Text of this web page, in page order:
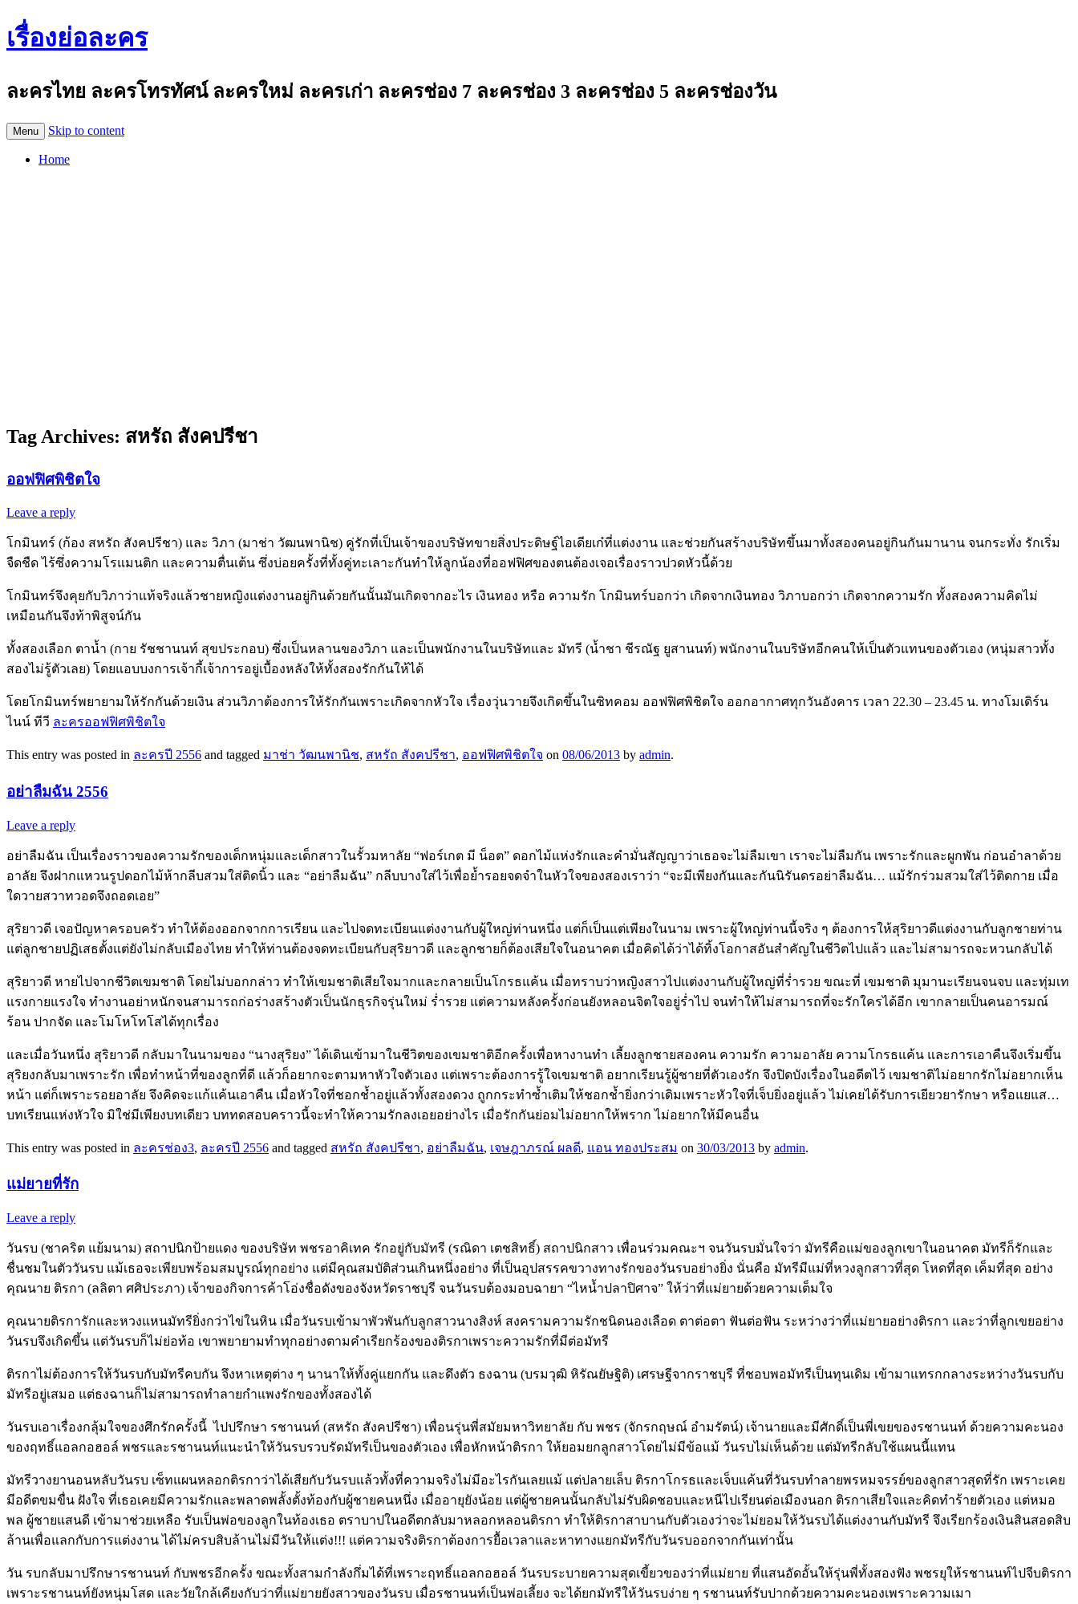
เรื่องย่อละคร
ละครไทย ละครโทรทัศน์ ละครใหม่ ละครเก่า ละครช่อง 7 ละครช่อง 3 ละครช่อง 5 ละครช่องวัน
Menu Skip to content
Home
Tag Archives: สหรัถ สังคปรีชา
ออฟฟิศพิชิตใจ
Leave a reply
โกมินทร์ (ก้อง สหรัถ สังคปรีชา) และ วิภา (มาช่า วัฒนพานิช) คู่รักที่เป็นเจ้าของบริษัทขายสิ่งประดิษฐ์ไอเดียเก๋ที่แต่งงาน และช่วยกันสร้างบริษัทขึ้นมาทั้งสองคนอยู่กินกันมานาน จนกระทั่ง รักเริ่ม
จืดชืด ไร้ซึ่งความโรแมนติก และความตื่นเต้น ซึ่งบ่อยครั้งที่ทั้งคู่ทะเลาะกันทำให้ลูกน้องที่ออฟฟิศของตนต้องเจอเรื่องราวปวดหัวนี้ด้วย
โกมินทร์จึงคุยกับวิภาว่าแท้จริงแล้วชายหญิงแต่งงานอยู่กินด้วยกันนั้นมันเกิดจากอะไร เงินทอง หรือ ความรัก โกมินทร์บอกว่า เกิดจากเงินทอง วิภาบอกว่า เกิดจากความรัก ทั้งสองความคิดไม่
เหมือนกันจึงท้าพิสูจน์กัน
ทั้งสองเลือก ตาน้ำ (กาย รัชชานนท์ สุขประกอบ) ซึ่งเป็นหลานของวิภา และเป็นพนักงานในบริษัทและ มัทรี (น้ำชา ชีรณัฐ ยูสานนท์) พนักงานในบริษัทอีกคนให้เป็นตัวแทนของตัวเอง (หนุ่มสาวทั้ง
สองไม่รู้ตัวเลย) โดยแอบบงการเจ้ากี้เจ้าการอยู่เบื้องหลังให้ทั้งสองรักกันให้ได้
โดยโกมินทร์พยายามให้รักกันด้วยเงิน ส่วนวิภาต้องการให้รักกันเพราะเกิดจากหัวใจ เรื่องวุ่นวายจึงเกิดขึ้นในซิทคอม ออฟฟิศพิชิตใจ ออกอากาศทุกวันอังคาร เวลา 22.30 – 23.45 น. ทางโมเดิร์น
ไนน์ ทีวี ละครออฟฟิศพิชิตใจ
This entry was posted in ละครปี 2556 and tagged มาช่า วัฒนพานิช, สหรัถ สังคปรีชา, ออฟฟิศพิชิตใจ on 08/06/2013 by admin.
อย่าลืมฉัน 2556
Leave a reply
อย่าลืมฉัน เป็นเรื่องราวของความรักของเด็กหนุ่มและเด็กสาวในรั้วมหาลัย “ฟอร์เกต มี น็อต” ดอกไม้แห่งรักและคำมั่นสัญญาว่าเธอจะไม่ลืมเขา เราจะไม่ลืมกัน เพราะรักและผูกพัน ก่อนอำลาด้วย
อาลัย จึงฝากแหวนรูปดอกไม้ห้ากลีบสวมใส่ติดนิ้ว และ “อย่าลืมฉัน” กลีบบางใส่ไว้เพื่อย้ำรอยจดจำในหัวใจของสองเราว่า “จะมีเพียงกันและกันนิรันดรอย่าลืมฉัน… แม้รักร่วมสวมใส่ไว้ติดกาย เมื่อ
ใดวายสวาทวอดจึงถอดเอย”
สุริยาวดี เจอปัญหาครอบครัว ทำให้ต้องออกจากการเรียน และไปจดทะเบียนแต่งงานกับผู้ใหญ่ท่านหนึ่ง แต่ก็เป็นแต่เพียงในนาม เพราะผู้ใหญ่ท่านนี้จริง ๆ ต้องการให้สุริยาวดีแต่งงานกับลูกชายท่าน
แต่ลูกชายปฏิเสธตั้งแต่ยังไม่กลับเมืองไทย ทำให้ท่านต้องจดทะเบียนกับสุริยาวดี และลูกชายก็ต้องเสียใจในอนาคต เมื่อคิดได้ว่าได้ทิ้งโอกาสอันสำคัญในชีวิตไปแล้ว และไม่สามารถจะหวนกลับได้
สุริยาวดี หายไปจากชีวิตเขมชาติ โดยไม่บอกกล่าว ทำให้เขมชาติเสียใจมากและกลายเป็นโกรธแค้น เมื่อทราบว่าหญิงสาวไปแต่งงานกับผู้ใหญ่ที่ร่ำรวย ขณะที่ เขมชาติ มุมานะเรียนจนจบ และทุ่มเท
แรงกายแรงใจ ทำงานอย่าหนักจนสามารถก่อร่างสร้างตัวเป็นนักธุรกิจรุ่นใหม่ ร่ำรวย แต่ความหลังครั้งก่อนยังหลอนจิตใจอยู่ร่ำไป จนทำให้ไม่สามารถที่จะรักใครได้อีก เขากลายเป็นคนอารมณ์
ร้อน ปากจัด และโมโหโทโสได้ทุกเรื่อง
และเมื่อวันหนึ่ง สุริยาวดี กลับมาในนามของ “นางสุริยง” ได้เดินเข้ามาในชีวิตของเขมชาติอีกครั้งเพื่อหางานทำ เลี้ยงลูกชายสองคน ความรัก ความอาลัย ความโกรธแค้น และการเอาคืนจึงเริ่มขึ้น
สุริยงกลับมาเพราะรัก เพื่อทำหน้าที่ของลูกที่ดี แล้วก็อยากจะตามหาหัวใจตัวเอง แต่เพราะต้องการรู้ใจเขมชาติ อยากเรียนรู้ผู้ชายที่ตัวเองรัก จึงปิดบังเรื่องในอดีตไว้ เขมชาติไม่อยากรักไม่อยากเห็น
หน้า แต่ก็เพราะรอยอาลัย จึงคิดจะแก้แค้นเอาคืน เมื่อหัวใจที่ชอกช้ำอยู่แล้วทั้งสองดวง ถูกกระทำซ้ำเติมให้ชอกช้ำยิ่งกว่าเดิมเพราะหัวใจที่เจ็บยิ่งอยู่แล้ว ไม่เคยได้รับการเยียวยารักษา หรือแยแส…
บทเรียนแห่งหัวใจ มิใช่มีเพียงบทเดียว บททดสอบคราวนี้จะทำให้ความรักลงเอยอย่างไร เมื่อรักกันย่อมไม่อยากให้พราก ไม่อยากให้มีคนอื่น
This entry was posted in ละครช่อง3, ละครปี 2556 and tagged สหรัถ สังคปรีชา, อย่าลืมฉัน, เจษฎาภรณ์ ผลดี, แอน ทองประสม on 30/03/2013 by admin.
แม่ยายที่รัก
Leave a reply
วันรบ (ชาคริต แย้มนาม) สถาปนิกป้ายแดง ของบริษัท พชรอาคิเทค รักอยู่กับมัทรี (รณิดา เตชสิทธิ์) สถาปนิกสาว เพื่อนร่วมคณะฯ จนวันรบมั่นใจว่า มัทรีคือแม่ของลูกเขาในอนาคต มัทรีก็รักและ
ชื่นชมในตัววันรบ แม้เธอจะเพียบพร้อมสมบูรณ์ทุกอย่าง แต่มีคุณสมบัติส่วนเกินหนึ่งอย่าง ที่เป็นอุปสรรคขวางทางรักของวันรบอย่างยิ่ง นั่นคือ มัทรีมีแม่ที่หวงลูกสาวที่สุด โหดที่สุด เค็มที่สุด อย่าง
คุณนาย ติรกา (ลลิตา ศศิประภา) เจ้าของกิจการค้าโอ่งชื่อดังของจังหวัดราชบุรี จนวันรบต้องมอบฉายา “ไหน้ำปลาปิศาจ” ให้ว่าที่แม่ยายด้วยความเต็มใจ
คุณนายติรการักและหวงแหนมัทรียิ่งกว่าไข่ในหิน เมื่อวันรบเข้ามาพัวพันกับลูกสาวนางสิงห์ สงครามความรักชนิดนองเลือด ตาต่อตา ฟันต่อฟัน ระหว่างว่าที่แม่ยายอย่างติรกา และว่าที่ลูกเขยอย่าง
วันรบจึงเกิดขึ้น แต่วันรบก็ไม่ย่อท้อ เขาพยายามทำทุกอย่างตามคำเรียกร้องของติรกาเพราะความรักที่มีต่อมัทรี
ติรกาไม่ต้องการให้วันรบกับมัทรีคบกัน จึงหาเหตุต่าง ๆ นานาให้ทั้งคู่แยกกัน และดึงตัว ธงฉาน (บรมวุฒิ หิรัณยัษฐิติ) เศรษฐีจากราชบุรี ที่ชอบพอมัทรีเป็นทุนเดิม เข้ามาแทรกกลางระหว่างวันรบกับ
มัทรีอยู่เสมอ แต่ธงฉานก็ไม่สามารถทำลายกำแพงรักของทั้งสองได้
วันรบเอาเรื่องกลุ้มใจของศึกรักครั้งนี้ ไปปรึกษา รชานนท์ (สหรัถ สังคปรีชา) เพื่อนรุ่นพี่สมัยมหาวิทยาลัย กับ พชร (จักรกฤษณ์ อำมรัตน์) เจ้านายและมีศักดิ์เป็นพี่เขยของรชานนท์ ด้วยความคะนอง
ของฤทธิ์แอลกอฮอล์ พชรและรชานนท์แนะนำให้วันรบรวบรัดมัทรีเป็นของตัวเอง เพื่อหักหน้าติรกา ให้ยอมยกลูกสาวโดยไม่มีข้อแม้ วันรบไม่เห็นด้วย แต่มัทรีกลับใช้แผนนี้แทน
มัทรีวางยานอนหลับวันรบ เซ็ทแผนหลอกติรกาว่าได้เสียกับวันรบแล้วทั้งที่ความจริงไม่มีอะไรกันเลยแม้ แต่ปลายเล็บ ติรกาโกรธและเจ็บแค้นที่วันรบทำลายพรหมจรรย์ของลูกสาวสุดที่รัก เพราะเคย
มีอดีตขมขื่น ฝังใจ ที่เธอเคยมีความรักและพลาดพลั้งตั้งท้องกับผู้ชายคนหนึ่ง เมื่ออายุยังน้อย แต่ผู้ชายคนนั้นกลับไม่รับผิดชอบและหนีไปเรียนต่อเมืองนอก ติรกาเสียใจและคิดทำร้ายตัวเอง แต่หมอ
พล ผู้ชายแสนดี เข้ามาช่วยเหลือ รับเป็นพ่อของลูกในท้องเธอ ตราบาปในอดีตกลับมาหลอกหลอนติรกา ทำให้ติรกาสาบานกับตัวเองว่าจะไม่ยอมให้วันรบได้แต่งงานกับมัทรี จึงเรียกร้องเงินสินสอดสิบ
ล้านเพื่อแลกกับการแต่งงาน ได้ไม่ครบสิบล้านไม่มีวันให้แต่ง!!! แต่ความจริงติรกาต้องการยื้อเวลาและหาทางแยกมัทรีกับวันรบออกจากกันเท่านั้น
วัน รบกลับมาปรึกษารชานนท์ กับพชรอีกครั้ง ขณะทั้งสามกำลังกึ่มได้ที่เพราะฤทธิ์แอลกอฮอล์ วันรบระบายความสุดเขี้ยวของว่าที่แม่ยาย ที่แสนอัดอั้นให้รุ่นพี่ทั้งสองฟัง พชรยุให้รชานนท์ไปจีบติรกา
เพราะรชานนท์ยังหนุ่มโสด และวัยใกล้เคียงกับว่าที่แม่ยายยังสาวของวันรบ เมื่อรชานนท์เป็นพ่อเลี้ยง จะได้ยกมัทรีให้วันรบง่าย ๆ รชานนท์รับปากด้วยความคะนองเพราะความเมา